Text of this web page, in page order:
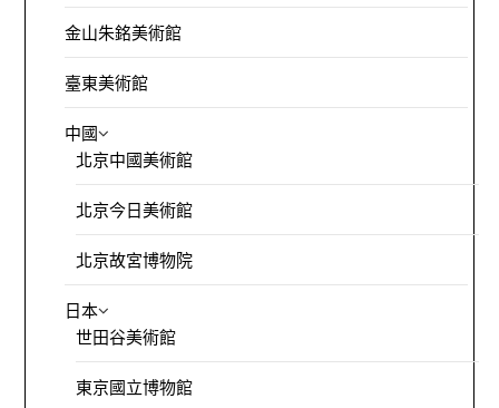
金山朱銘美術館
臺東美術館
中國
北京中國美術館
北京今日美術館
北京故宮博物院
日本
世田谷美術館
東京國立博物館